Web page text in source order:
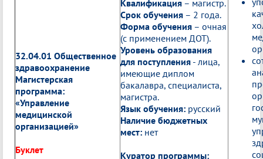
32.04.01 Общественное
здравоохранение
Магистерская
программа:
«Управление
медицинской
организацией»
Буклет
Квалификация – магистр.
Срок обучения – 2 года.
Форма обучения – очная
(с применением ДОТ).
Уровень образования
для поступления - лица,
имеющие диплом
бакалавра, специалиста,
магистра.
Язык обучения: русский
Наличие бюджетных
мест: нет
Куратор программы: